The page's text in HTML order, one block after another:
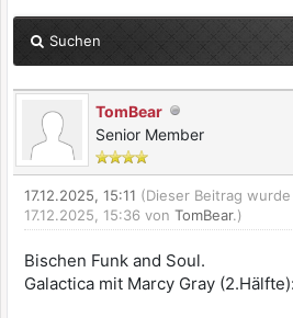
Suchen
TomBear
Senior Member
17.12.2025, 15:11 (Dieser Beitrag
17.12.2025, 15:36 von TomBear.)
Bischen Funk and Soul.
Galactica mit Marcy Gray (2.Hälfte):